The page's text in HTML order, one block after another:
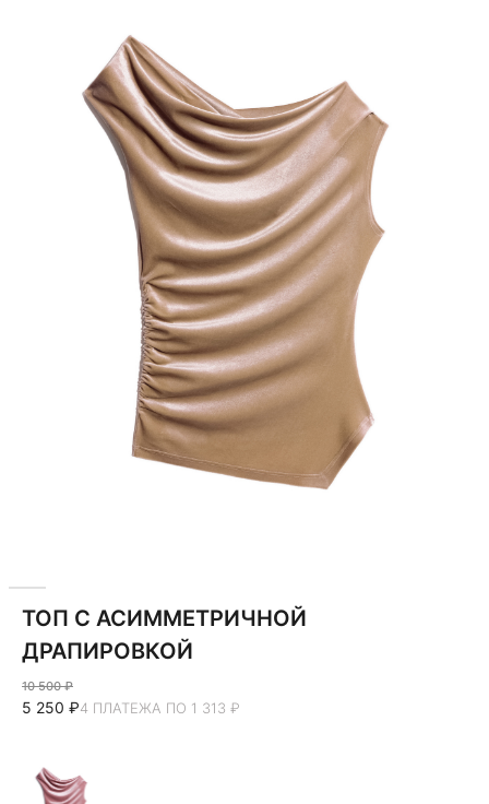
ТОП С АСИММЕТРИЧНОЙ
ДРАПИРОВКОЙ
10 500 ₽
5 250 ₽4 ПЛАТЕЖА ПО 1 313 ₽